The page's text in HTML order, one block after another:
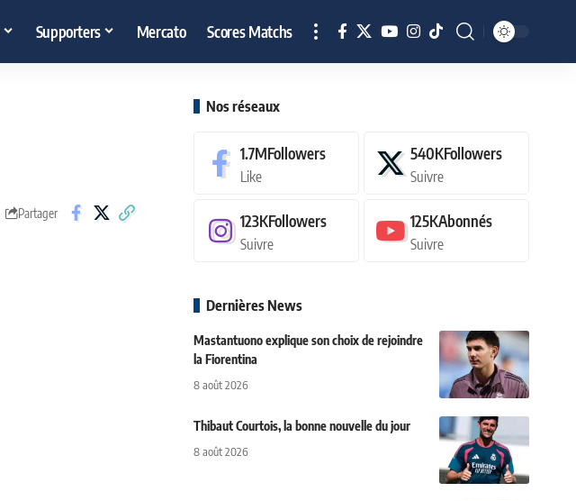
Supporters Mercato Scores Matchs
Partager
Nos réseaux
1.7MFollowers
Like
540KFollowers
Suivre
123KFollowers
Suivre
125KAbonnés
Suivre
Dernières News
Mastantuono explique son choix de rejoindre
la Fiorentina
8 août 2026
Thibaut Courtois, la bonne nouvelle du jour
8 août 2026